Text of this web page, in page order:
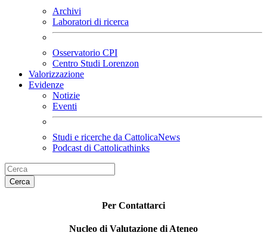
Archivi
Laboratori di ricerca
Osservatorio CPI
Centro Studi Lorenzon
Valorizzazione
Evidenze
Notizie
Eventi
Studi e ricerche da CattolicaNews
Podcast di Cattolicathinks
Cerca
Per Contattarci
Nucleo di Valutazione di Ateneo